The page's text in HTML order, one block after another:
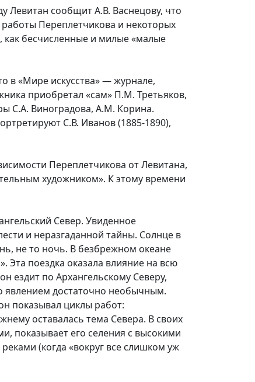
Левитан сообщит А.В. Васнецову, что
Переплетчикова и некоторых
как бесчисленные и милые «малые
в «Мире искусства» — журнале,
приобретал «сам» П.М. Третьяков,
С.А. Виноградова, А.М. Корина.
С.В. Иванов (1885-1890),
Переплетчикова от Левитана,
художником». К этому времени
Север. Увиденное
и неразгаданной тайны. Солнце в
не то ночь. В безбрежном океане
поездка оказала влияние на всю
ездит по Архангельскому Северу,
явлением достаточно необычным.
показывал циклы работ:
оставалась тема Севера. В своих
показывает его селения с высокими
(когда «вокруг все слишком уж